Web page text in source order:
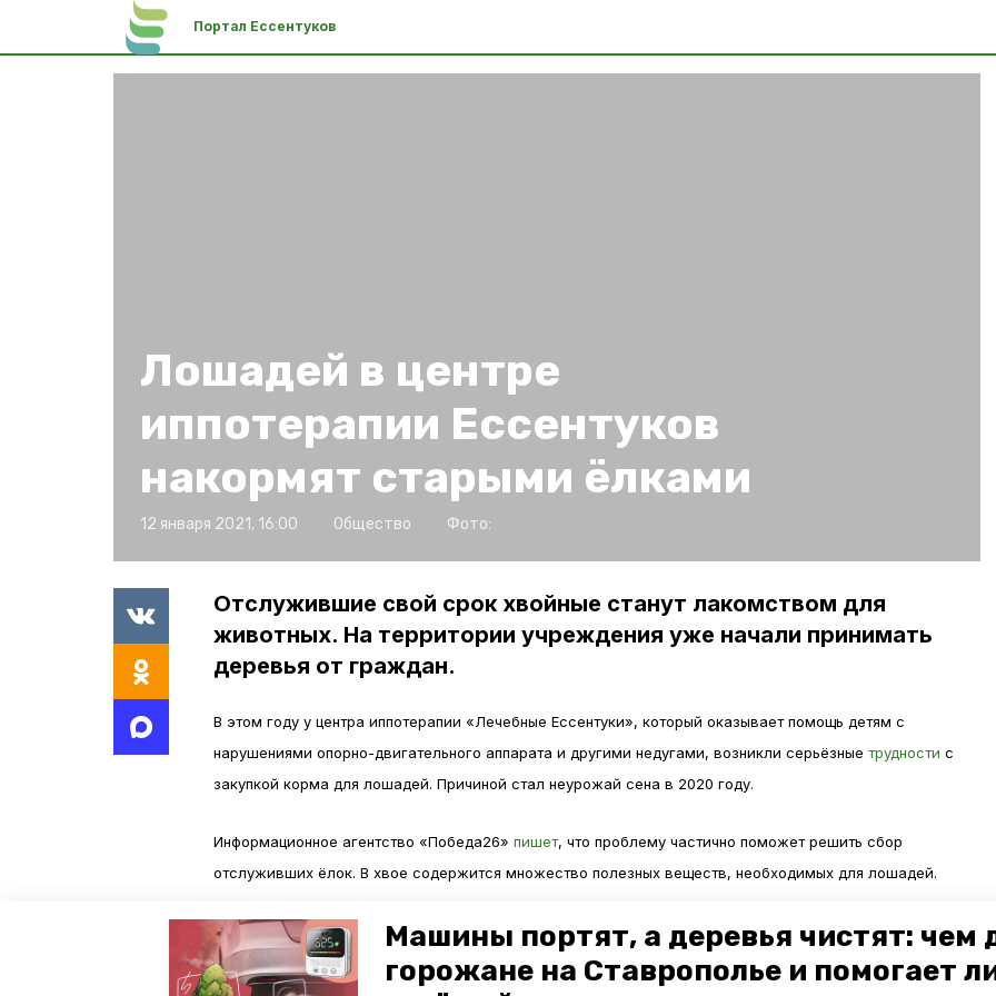
Машины портят, а деревья чистят: чем
горожане на Ставрополье и помогает
Портал Ессентуков
Лошадей в центре
иппотерапии Ессентуков
накормят старыми ёлками
12 января 2021, 16:00 Общество Фото:
Отслужившие свой срок хвойные станут лакомством для
животных. На территории учреждения уже начали принимать
деревья от граждан.
В этом году у центра иппотерапии «Лечебные Ессентуки», который оказывает помощь детям с
нарушениями опорно-двигательного аппарата и другими недугами, возникли серьёзные трудности с
закупкой корма для лошадей. Причиной стал неурожай сена в 2020 году.
Информационное агентство «Победа26» пишет, что проблему частично поможет решить сбор
отслуживших ёлок. В хвое содержится множество полезных веществ, необходимых для лошадей.
Граждан просят не оставлять в мусорных контейнерах деревья, которые стали ненужными после
новогодних праздников. Вместо этого ёлку можно сдать в центр иппотерапии, который находится на
улице Энгельса, 62.